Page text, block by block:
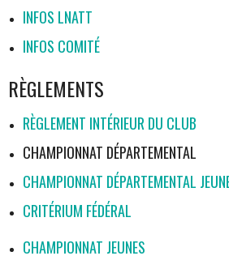
INFOS LNATT
INFOS COMITÉ
RÈGLEMENTS
RÈGLEMENT INTÉRIEUR DU CLUB
CHAMPIONNAT DÉPARTEMENTAL
CHAMPIONNAT DÉPARTEMENTAL
CRITÉRIUM FÉDÉRAL
CHAMPIONNAT JEUNES